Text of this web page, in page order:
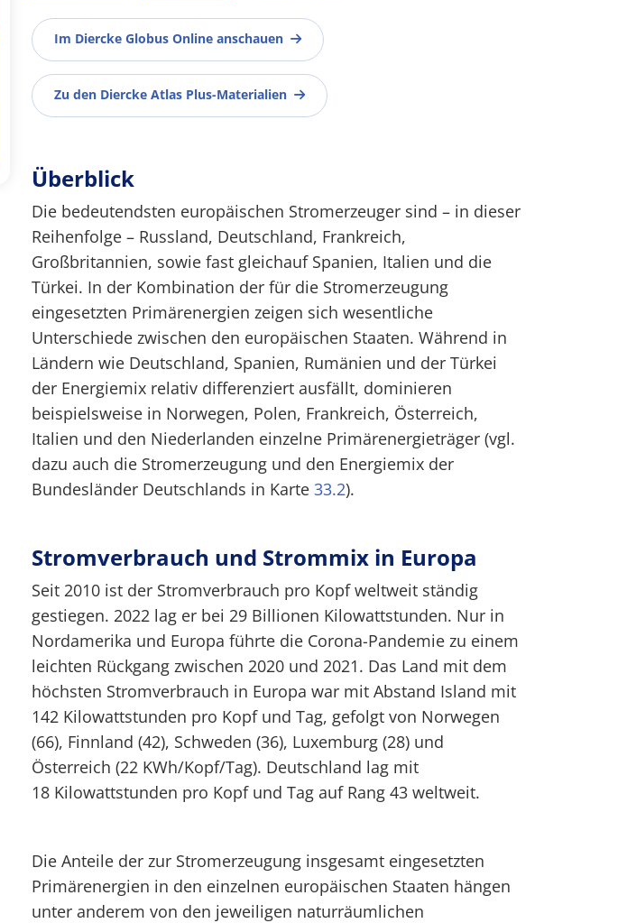
Im Diercke Globus Online anschauen
Zu den Diercke Atlas Plus-Materialien
Überblick
Die bedeutendsten europäischen Stromerzeuger sind – in dieser
Reihenfolge – Russland, Deutschland, Frankreich,
Großbritannien, sowie fast gleichauf Spanien, Italien und die
Türkei. In der Kombination der für die Stromerzeugung
eingesetzten Primärenergien zeigen sich wesentliche
Unterschiede zwischen den europäischen Staaten. Während in
Ländern wie Deutschland, Spanien, Rumänien und der Türkei
der Energiemix relativ differenziert ausfällt, dominieren
beispielsweise in Norwegen, Polen, Frankreich, Österreich,
Italien und den Niederlanden einzelne Primärenergieträger (vgl.
dazu auch die Stromerzeugung und den Energiemix der
Bundesländer Deutschlands in Karte 33.2).
Stromverbrauch und Strommix in Europa
Seit 2010 ist der Stromverbrauch pro Kopf weltweit ständig
gestiegen. 2022 lag er bei 29 Billionen Kilowattstunden. Nur in
Nordamerika und Europa führte die Corona-Pandemie zu einem
leichten Rückgang zwischen 2020 und 2021. Das Land mit dem
höchsten Stromverbrauch in Europa war mit Abstand Island mit
142 Kilowattstunden pro Kopf und Tag, gefolgt von Norwegen
(66), Finnland (42), Schweden (36), Luxemburg (28) und
Österreich (22 KWh/Kopf/Tag). Deutschland lag mit
18 Kilowattstunden pro Kopf und Tag auf Rang 43 weltweit.
Die Anteile der zur Stromerzeugung insgesamt eingesetzten
Primärenergien in den einzelnen europäischen Staaten hängen
unter anderem von den jeweiligen naturräumlichen